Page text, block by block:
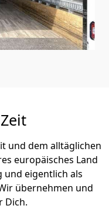
und dem alltäglichen
europäisches Land
und eigentlich als
übernehmen und
Dich.